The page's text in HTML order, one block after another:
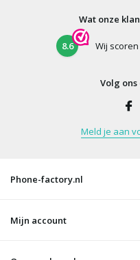
Wat onze
8.6 Wij
Volg
Meld je aan
Phone-factory.nl
Mijn account